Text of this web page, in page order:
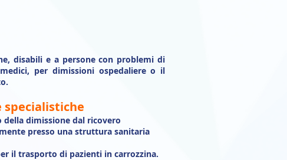
disabili e a persone con problemi di
per dimissioni ospedaliere o il
dimissione dal ricovero
presso una struttura sanitaria
il trasporto di pazienti in carrozzina.